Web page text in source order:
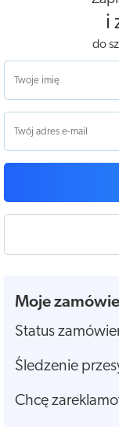
i
do
Moje
Status
Śledzenie
Chcę